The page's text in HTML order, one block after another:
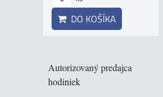
DO KOŠÍKA
Autorizovaný predajca
hodiniek